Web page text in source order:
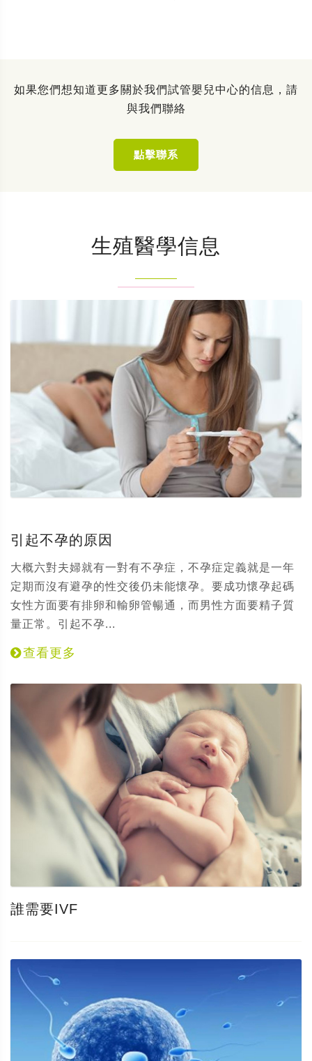
如果您們想知道更多關於我們試管嬰兒中心的信息，請
與我們聯絡
點擊聯系
生殖醫學信息
引起不孕的原因
大概六對夫婦就有一對有不孕症，不孕症定義就是一年
定期而沒有避孕的性交後仍未能懷孕。要成功懷孕起碼
女性方面要有排卵和輸卵管暢通，而男性方面要精子質
量正常。引起不孕...
查看更多
誰需要IVF